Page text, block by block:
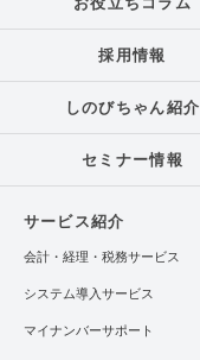
採用情報
しのびちゃん紹介
セミナー情報
サービス紹介
会計・経理・税務サービス
システム導入サービス
マイナンバーサポート